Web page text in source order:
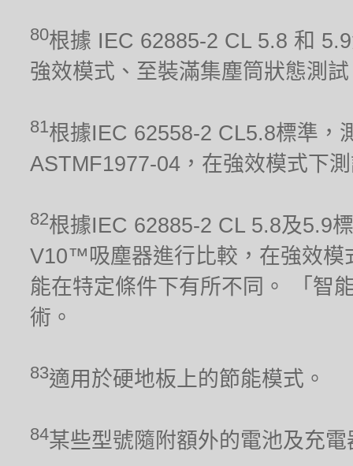
80根據 IEC 62885-2 CL 5.8 和
強效模式、至裝滿集塵筒狀態測
81根據IEC 62558-2 CL5.8標準，
ASTMF1977-04，在強效模式下
82根據IEC 62885-2 CL 5.8及5.9
V10™吸塵器進行比較，在強效模
能在特定條件下有所不同。 「智
術。
83適用於硬地板上的節能模式。
84某些型號隨附額外的電池及充